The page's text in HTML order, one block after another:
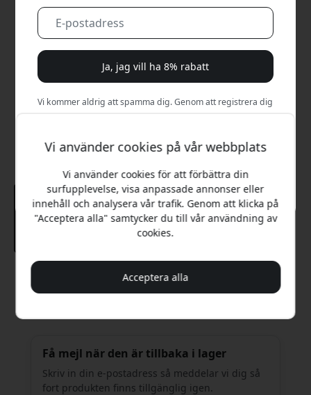
Rekommenderat pris
179 SEK
Få mejl när den är tillbaka i lager
Skriv in din e-postadress så meddelar vi dig så
fort produkten finns tillgänglig igen.
Vi använder cookies på vår webbplats
Vi använder cookies för att förbättra din
surfupplevelse, visa anpassade annonser eller
innehåll och analysera vår trafik. Genom att klicka på
"Acceptera alla" samtycker du till vår användning av
cookies.
Acceptera alla
Ja, jag vill ha 8% rabatt
Vi kommer aldrig att spamma dig. Genom att registrera dig